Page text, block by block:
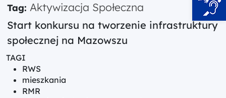
Tag: Aktywizacja Społeczna
Start konkursu na tworzenie infrastruktury
społecznej na Mazowszu
TAGI
RWS
mieszkania
RMR